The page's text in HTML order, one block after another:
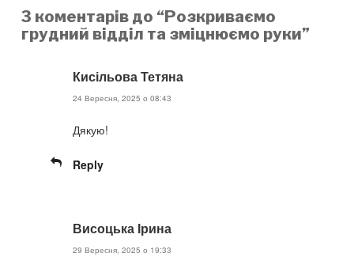
3 коментарів до “Розкриваємо
грудний відділ та зміцнюємо руки”
Кисільова Тетяна
24 Вересня, 2025 о 08:43
Дякую!
Reply
Висоцька Ірина
29 Вересня, 2025 о 19:33